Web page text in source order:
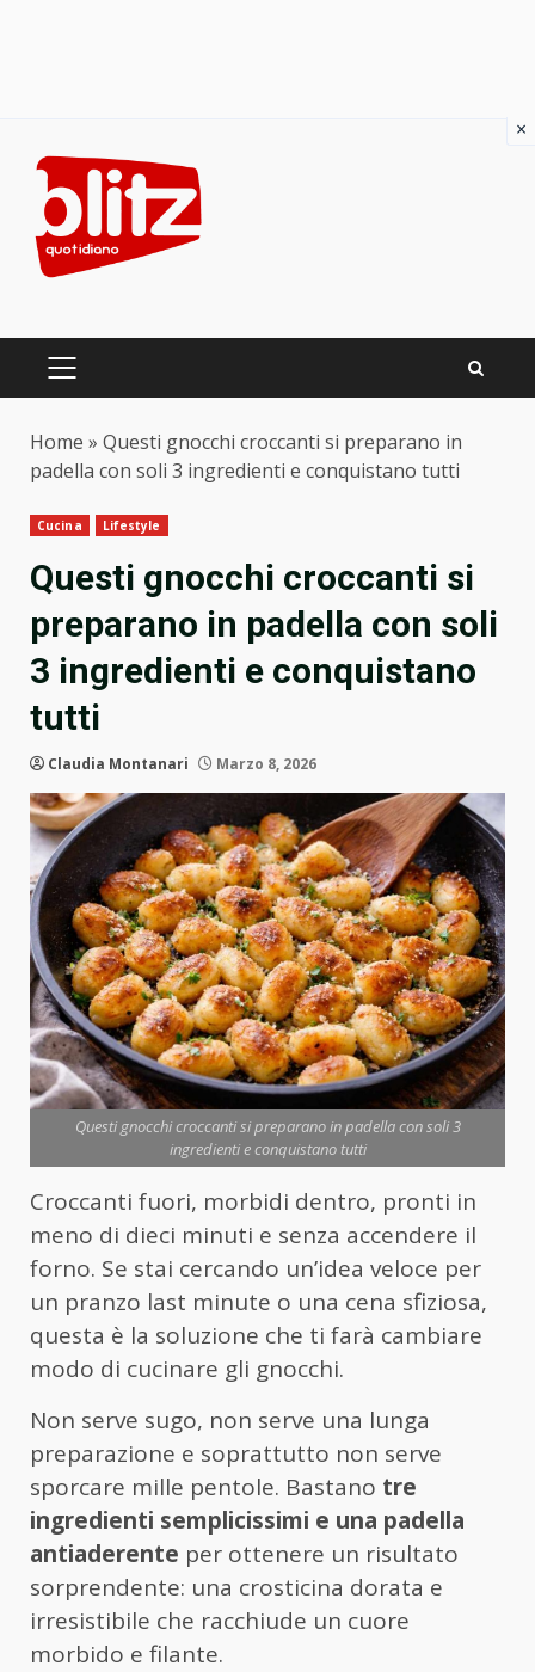
content
PRIMARY
Home » Questi gnocchi croccanti si preparano in
padella con soli 3 ingredienti e conquistano tutti
Cucina Lifestyle
Questi gnocchi croccanti si
preparano in padella con soli
3 ingredienti e conquistano
tutti
Claudia Montanari Marzo 8, 2026
Questi gnocchi croccanti si preparano in padella con soli 3
ingredienti e conquistano tutti
Croccanti fuori, morbidi dentro, pronti in
meno di dieci minuti e senza accendere il
forno. Se stai cercando un’idea veloce per
un pranzo last minute o una cena sfiziosa,
questa è la soluzione che ti farà cambiare
modo di cucinare gli gnocchi.
Non serve sugo, non serve una lunga
preparazione e soprattutto non serve
sporcare mille pentole. Bastano tre
ingredienti semplicissimi e una padella
antiaderente per ottenere un risultato
sorprendente: una crosticina dorata e
irresistibile che racchiude un cuore
morbido e filante.
×